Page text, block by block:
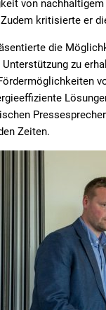
von
kritisierte er
die
zu
Zeiten.